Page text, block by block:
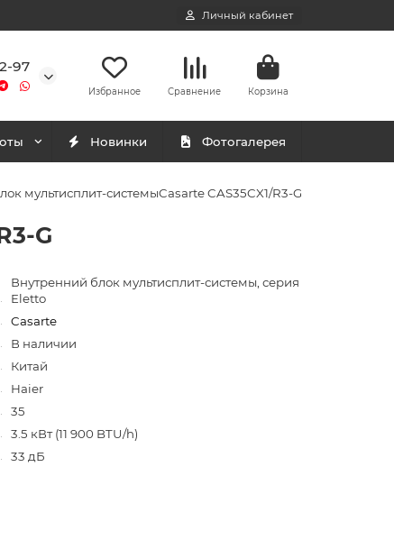
Личный кабинет
97
Избранное Сравнение Корзина
Новинки Фотогалерея
мультисплит-системыCasarte CAS35CX1/R3-G
G
Внутренний блок мультисплит-системы, серия
Eletto
Casarte
В наличии
Китай
Haier
35
3.5 кВт (11 900 BTU/h)
33 дБ